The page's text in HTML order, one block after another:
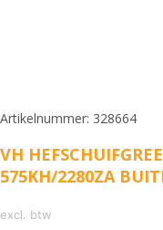
Artikelnummer: 328664
VH
575KH/2280ZA
excl. btw